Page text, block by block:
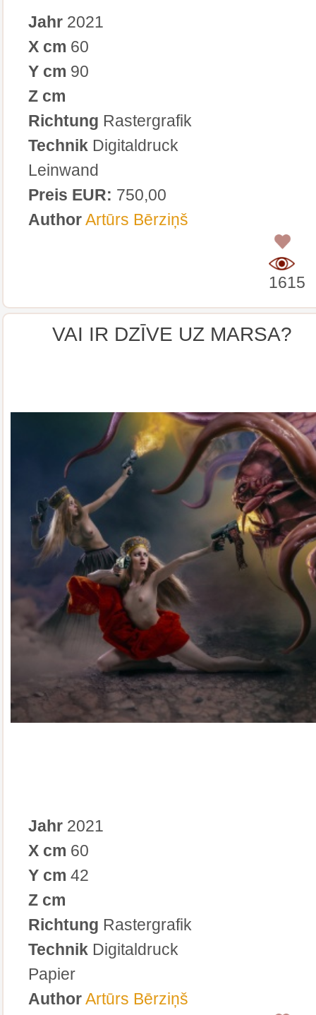
Jahr 2021
X cm 60
Y cm 90
Z cm
Richtung Rastergrafik
Technik Digitaldruck
Leinwand
Preis EUR: 750,00
AuthorArtūrs Bērziņš
1615
VAI IR DZĪVE UZ MARSA?
Jahr 2021
X cm 60
Y cm 42
Z cm
Richtung Rastergrafik
Technik Digitaldruck
Papier
AuthorArtūrs Bērziņš